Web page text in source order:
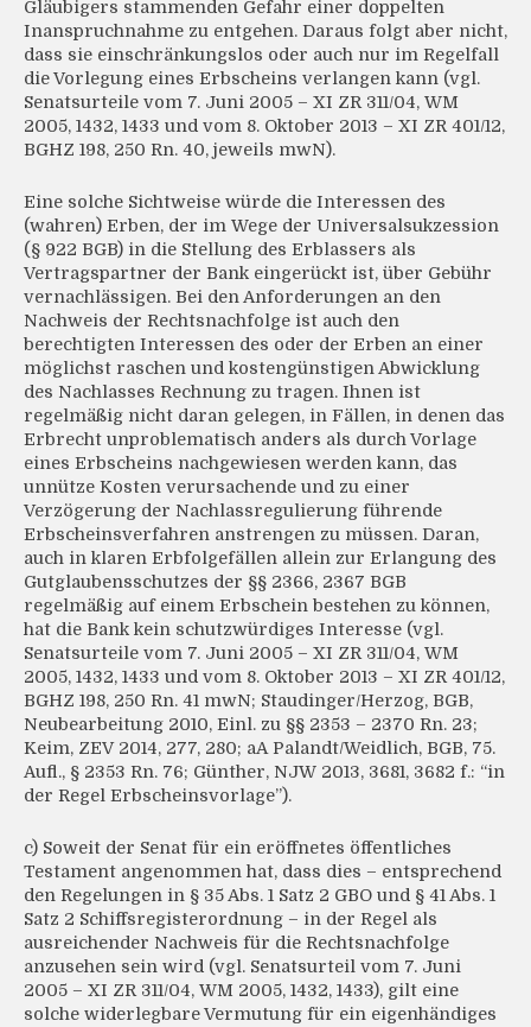
Gläubigers stammenden Gefahr einer doppelten
Inanspruchnahme zu entgehen. Daraus folgt aber nicht,
dass sie einschränkungslos oder auch nur im Regelfall
die Vorlegung eines Erbscheins verlangen kann (vgl.
Senatsurteile vom 7. Juni 2005 – XI ZR 311/04, WM
2005, 1432, 1433 und vom 8. Oktober 2013 – XI ZR 401/12,
BGHZ 198, 250 Rn. 40, jeweils mwN).
Eine solche Sichtweise würde die Interessen des
(wahren) Erben, der im Wege der Universalsukzession
(§ 922 BGB) in die Stellung des Erblassers als
Vertragspartner der Bank eingerückt ist, über Gebühr
vernachlässigen. Bei den Anforderungen an den
Nachweis der Rechtsnachfolge ist auch den
berechtigten Interessen des oder der Erben an einer
möglichst raschen und kostengünstigen Abwicklung
des Nachlasses Rechnung zu tragen. Ihnen ist
regelmäßig nicht daran gelegen, in Fällen, in denen das
Erbrecht unproblematisch anders als durch Vorlage
eines Erbscheins nachgewiesen werden kann, das
unnütze Kosten verursachende und zu einer
Verzögerung der Nachlassregulierung führende
Erbscheinsverfahren anstrengen zu müssen. Daran,
auch in klaren Erbfolgefällen allein zur Erlangung des
Gutglaubensschutzes der §§ 2366, 2367 BGB
regelmäßig auf einem Erbschein bestehen zu können,
hat die Bank kein schutzwürdiges Interesse (vgl.
Senatsurteile vom 7. Juni 2005 – XI ZR 311/04, WM
2005, 1432, 1433 und vom 8. Oktober 2013 – XI ZR 401/12,
BGHZ 198, 250 Rn. 41 mwN; Staudinger/Herzog, BGB,
Neubearbeitung 2010, Einl. zu §§ 2353 – 2370 Rn. 23;
Keim, ZEV 2014, 277, 280; aA Palandt/Weidlich, BGB, 75.
Aufl., § 2353 Rn. 76; Günther, NJW 2013, 3681, 3682 f.: “in
der Regel Erbscheinsvorlage”).
c) Soweit der Senat für ein eröffnetes öffentliches
Testament angenommen hat, dass dies – entsprechend
den Regelungen in § 35 Abs. 1 Satz 2 GBO und § 41 Abs. 1
Satz 2 Schiffsregisterordnung – in der Regel als
ausreichender Nachweis für die Rechtsnachfolge
anzusehen sein wird (vgl. Senatsurteil vom 7. Juni
2005 – XI ZR 311/04, WM 2005, 1432, 1433), gilt eine
solche widerlegbare Vermutung für ein eigenhändiges